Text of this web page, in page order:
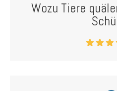
Wozu Tiere